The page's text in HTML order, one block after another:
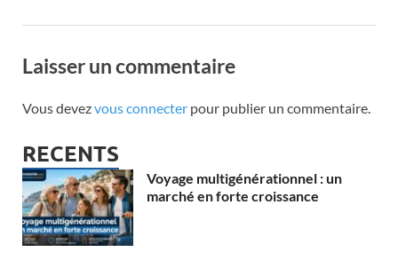
Laisser un commentaire
Vous devezvous connecter pour publier un commentaire.
RECENTS
Voyage multigénérationnel : un
marché en forte croissance